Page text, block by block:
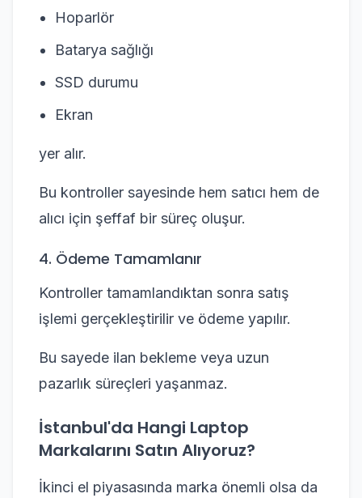
Hoparlör
Batarya sağlığı
SSD durumu
Ekran
yer alır.
Bu kontroller sayesinde hem satıcı hem de
alıcı için şeffaf bir süreç oluşur.
4. Ödeme Tamamlanır
Kontroller tamamlandıktan sonra satış
işlemi gerçekleştirilir ve ödeme yapılır.
Bu sayede ilan bekleme veya uzun
pazarlık süreçleri yaşanmaz.
İstanbul'da Hangi Laptop
Markalarını Satın Alıyoruz?
İkinci el piyasasında marka önemli olsa da